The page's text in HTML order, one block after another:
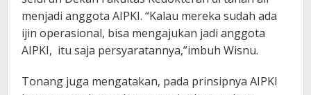
menjadi anggota AIPKI. “Kalau mereka sudah ada
ijin operasional, bisa mengajukan jadi anggota
AIPKI, itu saja persyaratannya,”imbuh Wisnu.
Tonang juga mengatakan, pada prinsipnya AIPKI